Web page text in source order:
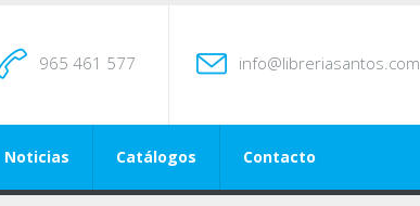
965 461 577 info@libreriasantos.com
Noticias Catálogos Contacto